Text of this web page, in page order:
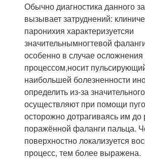
Обычно диагностика данного
вызывает затруднений:
паронихия характеризуетсяи
значительнымногтевой
особенно в случае
процессом,носит
наибольшей болезненности
определить из-за
осуществляют при помощи
осторожно дотрагиваясь им до
поражённой фаланги пальца.
поверхностно локализуется
процесс, тем более выражена.